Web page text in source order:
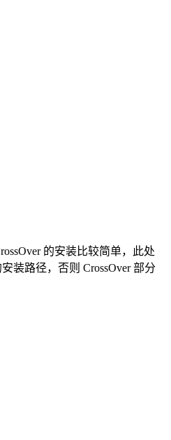
的安装比较简单，此处
装路径，否则 CrossOver 部分